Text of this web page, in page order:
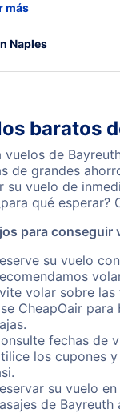
and kept me
más
Naples
baratos
vuelos de
de grandes
su vuelo de
qué esperar?
para conseguir
su vuelo
volar sobre
CheapOair
fechas de
los cupones
su vuelo
de Bayreuth